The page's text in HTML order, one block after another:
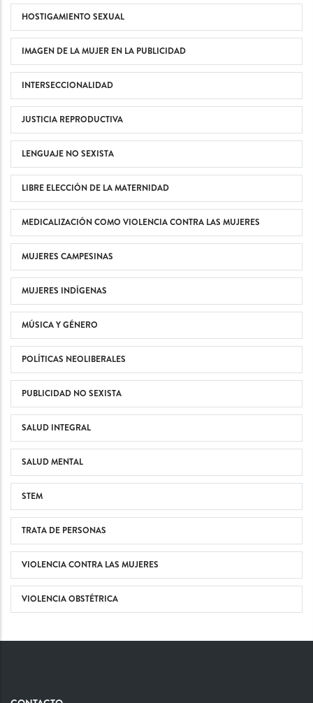
HOSTIGAMIENTO SEXUAL
IMAGEN DE LA MUJER EN LA PUBLICIDAD
INTERSECCIONALIDAD
JUSTICIA REPRODUCTIVA
LENGUAJE NO SEXISTA
LIBRE ELECCIÓN DE LA MATERNIDAD
MEDICALIZACIÓN COMO VIOLENCIA CONTRA LAS MUJERES
MUJERES CAMPESINAS
MUJERES INDÍGENAS
MÚSICA Y GÉNERO
POLÍTICAS NEOLIBERALES
PUBLICIDAD NO SEXISTA
SALUD INTEGRAL
SALUD MENTAL
STEM
TRATA DE PERSONAS
VIOLENCIA CONTRA LAS MUJERES
VIOLENCIA OBSTÉTRICA